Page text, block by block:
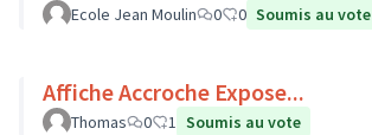
Ecole Jean Moulin 0 0 Soumis au vote
Affiche Accroche Expose...
Thomas 0 1 Soumis au vote